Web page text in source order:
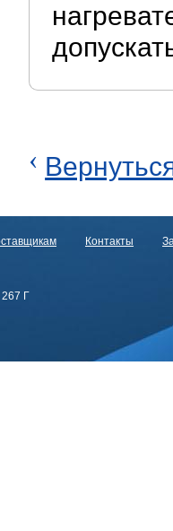
‹
Контакты
267 Г